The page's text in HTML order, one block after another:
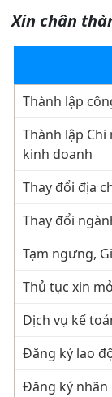
Xin chân
Thành lập
Thành lập
kinh doanh
Thay đổi địa
Thay đổi
Tạm ngưng,
Thủ tục xin
Dịch vụ kế
Đăng ký lao
Đăng ký nhãn